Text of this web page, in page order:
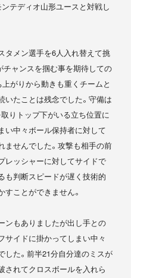
テディオ山形ユースと対戦し
タメン選手を6人入れ替えて挑
チャンスを掴む事を期待しての
がりから動きも重くチームと
いたことは残念でした。守備は
りトップ下がいる立ち位置に
い中々ボール保持者に対して
ませんでした。攻撃も相手の前
レッシャーに対してサイドで
も判断スピードが遅く技術的
ことができません。
ンもありましたが出し手との
サイドに掛かってしまい中々
した。前半21分自分達のミスが
されてクロスボールを入れら